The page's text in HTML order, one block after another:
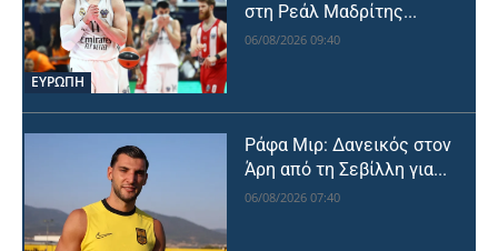
ΕΥΡΩΠΗ
στη Ρεάλ Μαδρίτης...
06/08/2026 09:40
Ράφα Μιρ: Δανεικός στον
Άρη από τη Σεβίλλη για...
06/08/2026 07:40